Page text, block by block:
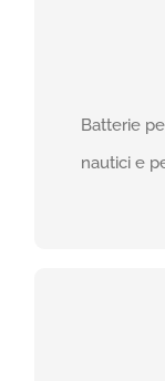
Batterie
nautici e
Batterie
nautici e
Vendita